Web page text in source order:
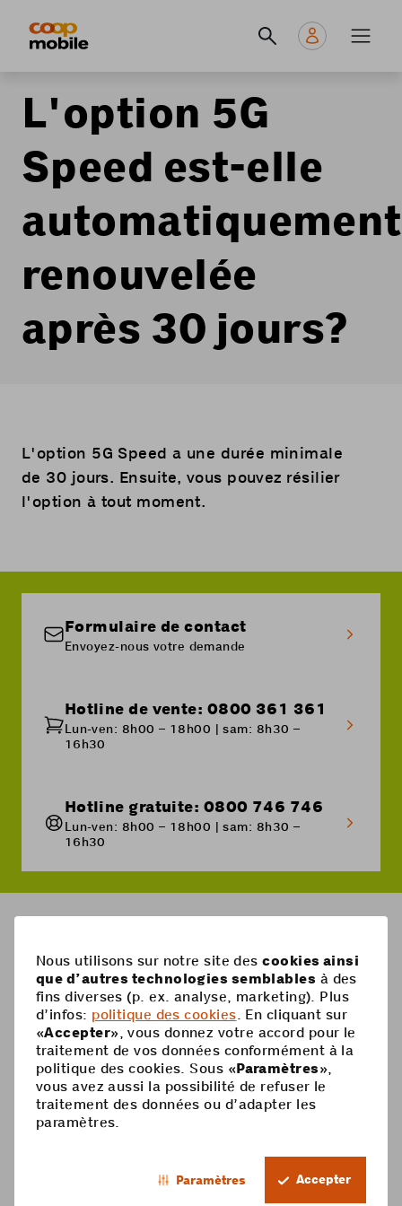
principale
L'option 5G
Speed est-elle
automatiquement
renouvelée
après 30 jours?
L' option 5G Speed a une durée minimale
de 30 jours. Ensuite, vous pouvez résilier
l'option à tout moment.
Formulaire de contact
Envoyez-nous votre demande
Hotline de vente: 0800 361 361
Lun-ven: 8h00 – 18h00 | sam: 8h30 –
16h30
Hotline gratuite: 0800 746 746
Lun-ven: 8h00 – 18h00 | sam: 8h30 –
16h30
Pied
de
page
Mobile
Abonnements mobiles
Carte Prepaid
Options
Aide
Supercard
Recharge Prepaid
Coop Mobile
Contact
FR
Nous utilisons sur notre site descookies ainsi
que d’autres technologies semblables à des
fins diverses (p. ex. analyse, marketing). Plus
d’infos: politique des cookies . En cliquant sur
«Accepter», vous donnez votre accord pour le
traitement de vos données conformément à la
politique des cookies. Sous «Paramètres»,
vous avez aussi la possibilité de refuser le
traitement des données ou d’adapter les
paramètres.
Paramètres Accepter